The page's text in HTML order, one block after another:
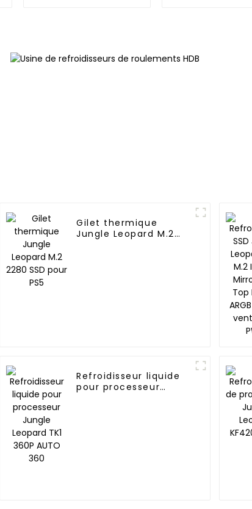
Gilet thermique
Jungle Leopard M.2
Refroidisseur liquide
pour processeur